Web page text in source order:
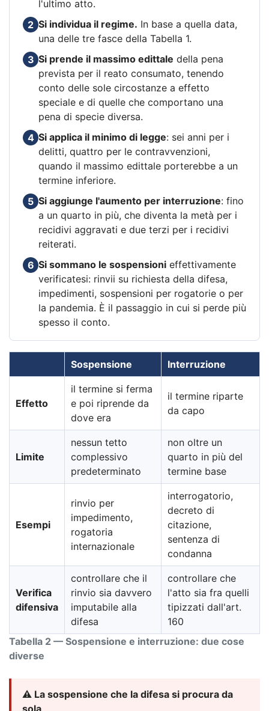
l'ultimo atto.
2 Si individua il regime. In base a quella data,
una delle tre fasce della Tabella 1.
3 Si prende il massimo edittale della pena
prevista per il reato consumato, tenendo
conto delle sole circostanze a effetto
speciale e di quelle che comportano una
pena di specie diversa.
4 Si applica il minimo di legge: sei anni per i
delitti, quattro per le contravvenzioni,
quando il massimo edittale porterebbe a un
termine inferiore.
5 Si aggiunge l'aumento per interruzione: fino
a un quarto in più, che diventa la metà per i
recidivi aggravati e due terzi per i recidivi
reiterati.
6 Si sommano le sospensioni effettivamente
verificatesi: rinvii su richiesta della difesa,
impedimenti, sospensioni per rogatorie o per
la pandemia. È il passaggio in cui si perde più
spesso il conto.
Tabella 2 — Sospensione e interruzione: due cose
diverse
Sospensione Interruzione
Effetto
il termine si ferma
e poi riprende da
dove era
il termine riparte
da capo
Limite
nessun tetto
complessivo
predeterminato
non oltre un
quarto in più del
termine base
Esempi
rinvio per
impedimento,
rogatoria
internazionale
interrogatorio,
decreto di
citazione,
sentenza di
condanna
Verifica
difensiva
controllare che il
rinvio sia davvero
imputabile alla
difesa
controllare che
l'atto sia fra quelli
tipizzati dall'art.
160
⚠️ La sospensione che la difesa si procura da
sola